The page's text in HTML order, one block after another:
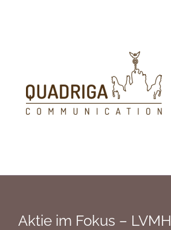
Aktie im Fokus – LVMH